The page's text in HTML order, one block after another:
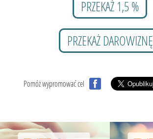
PRZEKAŻ 1,5 %
PRZEKAŻ DAROWIZNĘ
Pomóż wypromować cel